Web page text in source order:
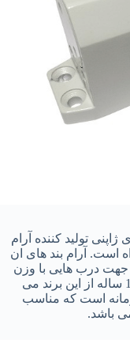
تولید کننده آرام
است. آرام بند های ان
جهت درب هایی با وزن
متفاوت طراحی شده اند که دارای ضمانت 10 ساله از این برند می
است که مناسب